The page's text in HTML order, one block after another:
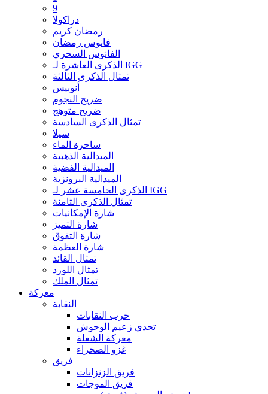
9
دراكولا
رمضان كريم
فانوس رمضان
الفانوس السحري
الذكرى العاشرة لـ IGG
تمثال الذكرى الثالثة
أنوبيس
ضريح النجوم
ضريح متوهج
تمثال الذكرى السادسة
سيلا
ساحرة الماء
الميدالية الذهبية
الميدالية الفضية
الميدالية البرونزية
الذكرى الخامسة عشر لـ IGG
تمثال الذكرى الثامنة
شارة الإمكانيات
شارة التميز
شارة التفوق
شارة العظمة
تمثال القائد
تمثال اللورد
تمثال الملك
معركة
النقابة
حرب النقابات
تحدي زعيم الوحوش
معركة الشعلة
غزو الصحراء
فريق
فريق الزنزانات
فريق الموجات